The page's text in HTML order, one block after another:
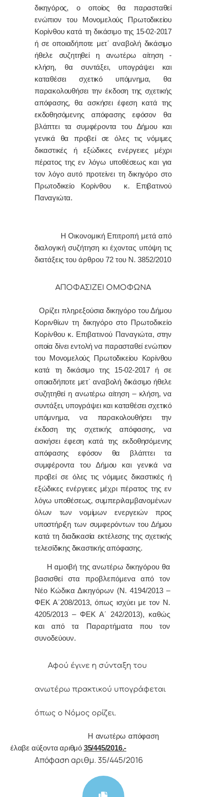
δικηγόρος, ο οποίος θα παρασταθεί
ενώπιον του Μονομελούς Πρωτοδικείου
Κορίνθου κατά τη δικάσιμο της 15-02-2017
ή σε οποιαδήποτε μετ΄ αναβολή δικάσιμο
ήθελε συζητηθεί η ανωτέρω αίτηση -
κλήση, θα συντάξει, υπογράψει και
καταθέσει σχετικό υπόμνημα, θα
παρακολουθήσει την έκδοση της σχετικής
απόφασης, θα ασκήσει έφεση κατά της
εκδοθησόμενης απόφασης εφόσον θα
βλάπτει τα συμφέροντα του Δήμου και
γενικά θα προβεί σε όλες τις νόμιμες
δικαστικές ή εξώδικες ενέργειες μέχρι
πέρατος της εν λόγω υποθέσεως και για
τον λόγο αυτό προτείνει τη δικηγόρο στο
Πρωτοδικείο Κορίνθου κ. Επιβατινού
Παναγιώτα.
Η Οικονομική Επιτροπή μετά από
διαλογική συζήτηση κι έχοντας υπόψη τις
διατάξεις του άρθρου 72 του Ν. 3852/2010
ΑΠΟΦΑΣΙΖΕΙ ΟΜΟΦΩΝΑ
Ορίζει πληρεξούσια δικηγόρο του Δήμου
Κορινθίων τη δικηγόρο στο Πρωτοδικείο
Κορίνθου κ. Επιβατινού Παναγιώτα, στην
οποία δίνει εντολή να παρασταθεί ενώπιον
του Μονομελούς Πρωτοδικείου Κορίνθου
κατά τη δικάσιμο της 15-02-2017 ή σε
οποιαδήποτε μετ΄ αναβολή δικάσιμο ήθελε
συζητηθεί η ανωτέρω αίτηση – κλήση, να
συντάξει, υπογράψει και καταθέσει σχετικό
υπόμνημα, να παρακολουθήσει την
έκδοση της σχετικής απόφασης, να
ασκήσει έφεση κατά της εκδοθησόμενης
απόφασης εφόσον θα βλάπτει τα
συμφέροντα του Δήμου και γενικά να
προβεί σε όλες τις νόμιμες δικαστικές ή
εξώδικες ενέργειες μέχρι πέρατος της εν
λόγω υποθέσεως, συμπεριλαμβανομένων
όλων των νομίμων ενεργειών προς
υποστήριξη των συμφερόντων του Δήμου
κατά τη διαδικασία εκτέλεσης της σχετικής
τελεσίδικης δικαστικής απόφασης.
Η αμοιβή της ανωτέρω δικηγόρου θα
βασισθεί στα προβλεπόμενα από τον
Νέο Κώδικα Δικηγόρων (Ν. 4194/2013 –
ΦΕΚ Α΄208/2013, όπως ισχύει με τον Ν.
4205/2013 – ΦΕΚ Α΄ 242/2013), καθώς
και από τα Παραρτήματα που τον
συνοδεύουν.
Αφoύ έγιvε η σύvταξη τoυ
αvωτέρω πρακτικoύ υπoγράφεται
όπως o Νόμoς oρίζει.
Η αvωτέρω απόφαση
έλαβε αύξοντα αριθμό 35/445/2016.-
Απόφαση αριθμ. 35/445/2016